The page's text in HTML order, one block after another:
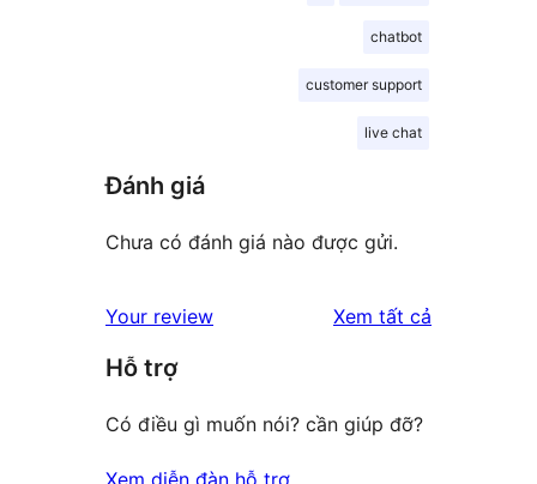
chatbot
customer support
live chat
Đánh giá
Chưa có đánh giá nào được gửi.
Your review Xem tất cả
Hỗ trợ
Có điều gì muốn nói? cần giúp đỡ?
Xem diễn đàn hỗ trợ